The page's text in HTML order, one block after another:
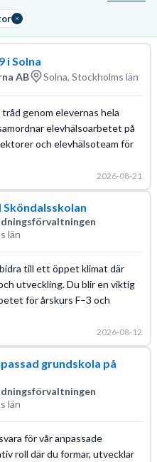
hantera
och följa upp
av
kännedom omskollagen och
följer gällande
i Solna
AB Solna, Stockholms län
genom elevernas hela
elevhälsoarbetet på
och elevhälsoteam för
2026-08-21
län
till ett öppet klimat där
utveckling. Du blir en viktig
för årskurs F–3 och
2026-08-12
grundskola på
län
för vår anpassade
roll där du formar, utvecklar